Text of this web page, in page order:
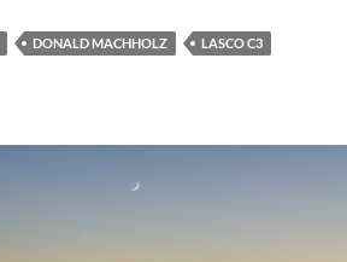
DONALD MACHHOLZ
LASCO C3